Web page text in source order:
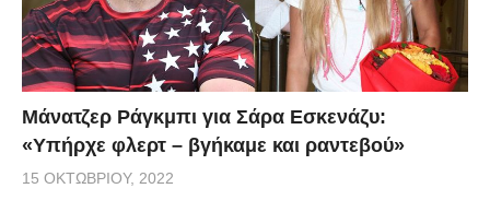
Μάνατζερ Ράγκμπι για Σάρα Εσκενάζυ:
«Υπήρχε φλερτ – βγήκαμε και ραντεβού»
15 ΟΚΤΩΒΡΊΟΥ, 2022